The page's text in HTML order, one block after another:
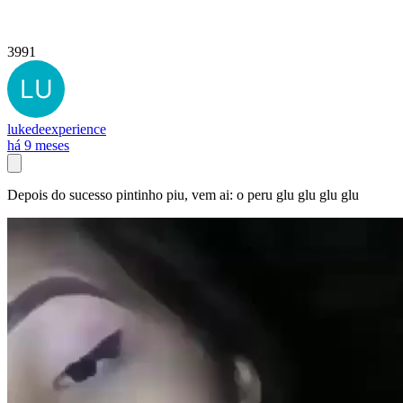
3991
lukedeexperience
há 9 meses
Depois do sucesso pintinho piu, vem ai: o peru glu glu glu glu